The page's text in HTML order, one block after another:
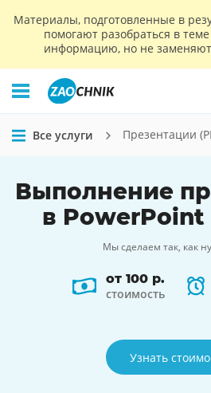
Материалы, подготовленные в
помогают разобраться в
информацию, но не
Все услуги Презентации
Выполнение
в PowerPoint
Мы сделаем так, как
от 100 р.
стоимость
Узнать